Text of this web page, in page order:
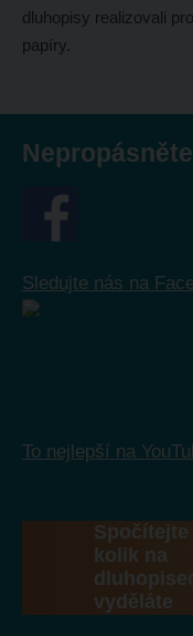
dluhopisy realizovali
papíry.
Nepropásněte
Sledujte nás na
To nejlepší na
Spočítejte
kolik na
vyděláte